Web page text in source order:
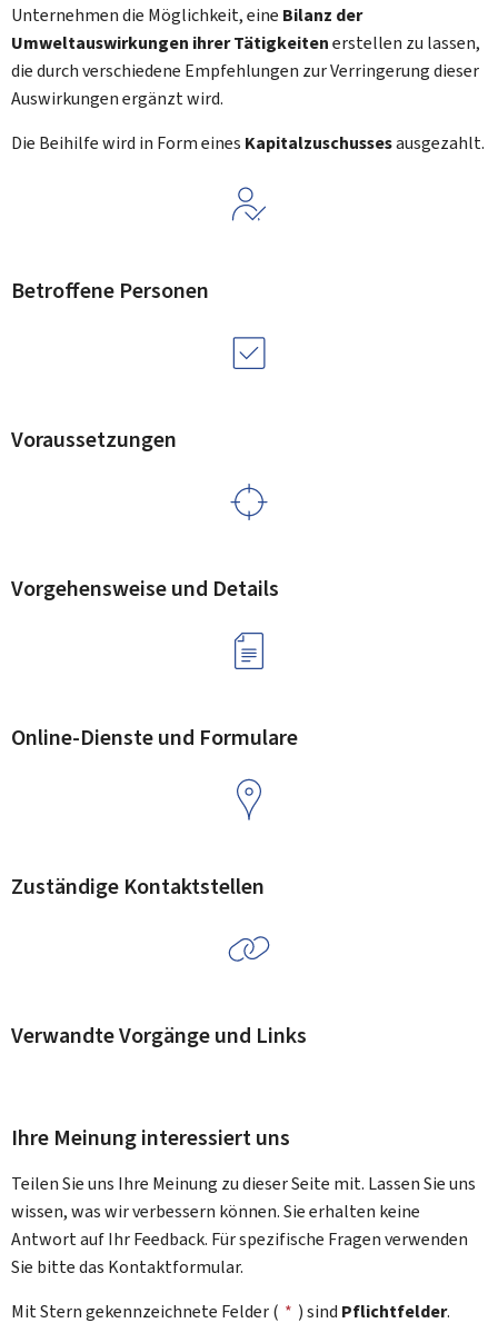
Unternehmen die Möglichkeit, eine Bilanz der
Umweltauswirkungen ihrer Tätigkeitenerstellen zu lassen,
die durch verschiedene Empfehlungen zur Verringerung dieser
Auswirkungen ergänzt wird.
Die Beihilfe wird in Form eines Kapitalzuschussesausgezahlt.
Betroffene Personen
Voraussetzungen
Vorgehensweise und Details
Online-Dienste und Formulare
Zuständige Kontaktstellen
Verwandte Vorgänge und Links
Ihre Meinung interessiert uns
Teilen Sie uns Ihre Meinung zu dieser Seite mit. Lassen Sie uns
wissen, was wir verbessern können. Sie erhalten keine
Antwort auf Ihr Feedback. Für spezifische Fragen verwenden
Sie bitte das Kontaktformular.
Mit Stern gekennzeichnete Felder ( * ) sind Pflichtfelder.